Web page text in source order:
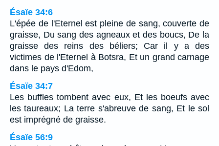
Ésaïe 34:6
L'épée de l'Eternel est pleine de sang, couverte de
graisse, Du sang des agneaux et des boucs, De la
graisse des reins des béliers; Car il y a des
victimes de l'Eternel à Botsra, Et un grand carnage
dans le pays d'Edom,
Ésaïe 34:7
Les buffles tombent avec eux, Et les boeufs avec
les taureaux; La terre s'abreuve de sang, Et le sol
est imprégné de graisse.
Ésaïe 56:9